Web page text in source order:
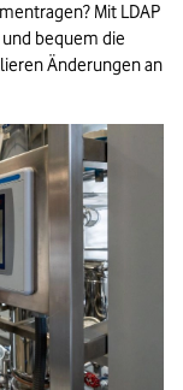
Mit LDAP
bequem die
Änderungen an